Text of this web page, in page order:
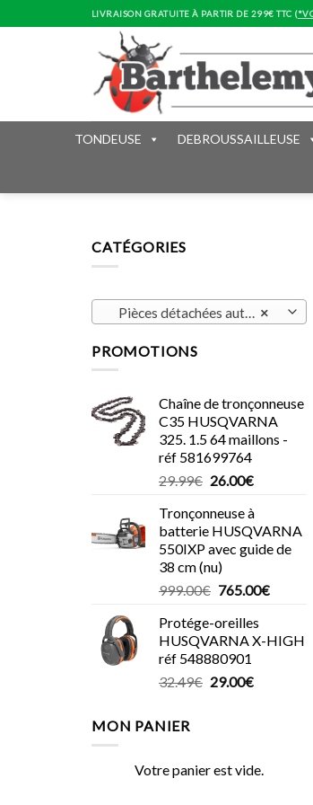
to
LIVRAISON GRATUITE À PARTIR DE 299€ TTC (
TONDEUSE DEBROUSSAILLEUSE
CATÉGORIES
×
Pièces détachées automower (170)
PROMOTIONS
Chaîne de tronçonneuse
C35 HUSQVARNA
325. 1.5 64 maillons -
réf 581699764
29.99€ Le
initial
était :
29.99€.
26.00€Le
actuel
est :
26.00€.
Tronçonneuse à
batterie HUSQVARNA
550IXP avec guide de
38 cm (nu)
999.00€ Le
initial
était :
999.00€.
765.00€Le
est :
Protége-oreilles
HUSQVARNA X-HIGH
réf 548880901
32.49€ Le
29.00€Le
MON PANIER
Votre panier est vide.